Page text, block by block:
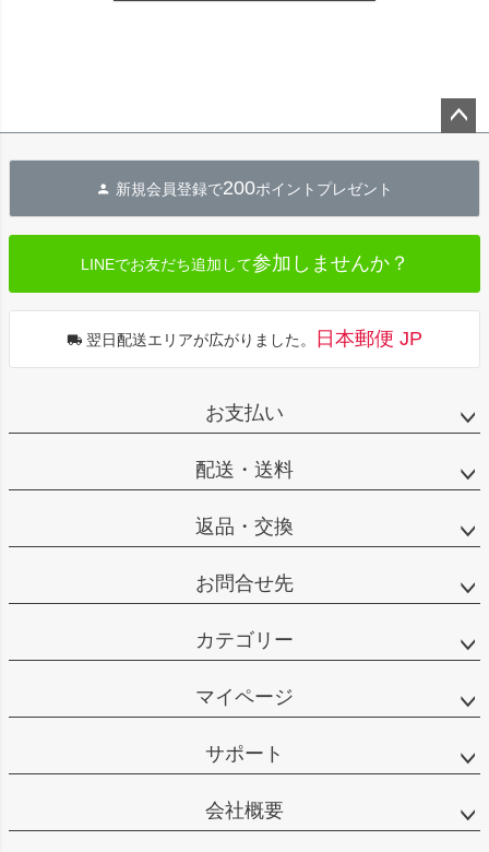
へ
新規会員登録で200ポイントプレゼント
LINEでお友だち追加して参加しませんか？
翌日配送エリアが広がりました。 日本郵便 JP
お支払い
配送・送料
返品・交換
お問合せ先
カテゴリー
マイページ
サポート
会社概要